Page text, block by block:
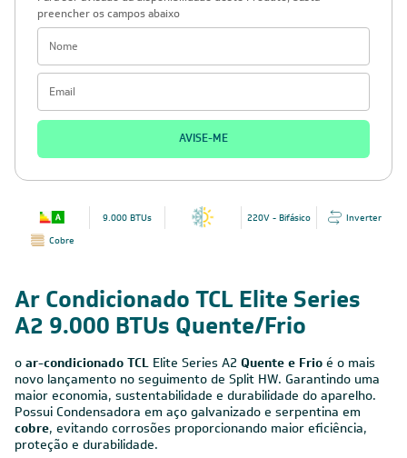
preencher os campos abaixo
AVISE-ME
9.000 BTUs 220V - Bifásico
Inverter
Cobre
Ar Condicionado TCL Elite Series
A2 9.000 BTUs Quente/Frio
o ar-condicionado TCL Elite Series A2 Quente e Frio é o mais
novo lançamento no seguimento de Split HW. Garantindo uma
maior economia, sustentabilidade e durabilidade do aparelho.
Possui Condensadora em aço galvanizado e serpentina em
cobre, evitando corrosões proporcionando maior eficiência,
proteção e durabilidade.